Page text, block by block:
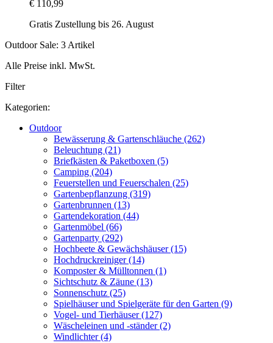
€ 110,99
Gratis Zustellung bis 26. August
Outdoor Sale: 3 Artikel
Alle Preise inkl. MwSt.
Filter
Kategorien:
Outdoor
Bewässerung & Gartenschläuche (262)
Beleuchtung (21)
Briefkästen & Paketboxen (5)
Camping (204)
Feuerstellen und Feuerschalen (25)
Gartenbepflanzung (319)
Gartenbrunnen (13)
Gartendekoration (44)
Gartenmöbel (66)
Gartenparty (292)
Hochbeete & Gewächshäuser (15)
Hochdruckreiniger (14)
Komposter & Mülltonnen (1)
Sichtschutz & Zäune (13)
Sonnenschutz (25)
Spielhäuser und Spielgeräte für den Garten (9)
Vogel- und Tierhäuser (127)
Wäscheleinen und -ständer (2)
Windlichter (4)